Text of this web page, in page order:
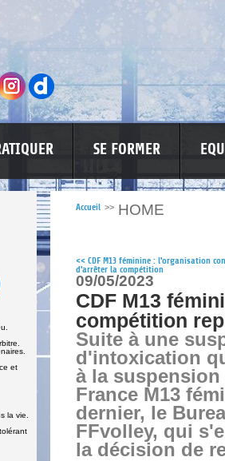
SE FORMER
et
la vie.
LUTTE CONTRE LES VIOLENCES
Accueil >> HOME
<< CDF M13 féminine : l'organisation
d'arrêter la compétition
09/05/2023
CDF M13
compétition
Suite à une
d'intoxication
à la
France M13
dernier, le
FFvolley, qui
la décision de